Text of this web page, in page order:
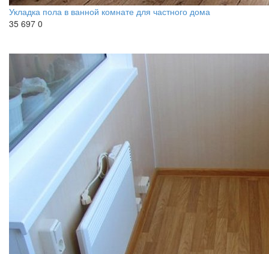
Укладка пола в ванной комнате для частного дома
35 697 0